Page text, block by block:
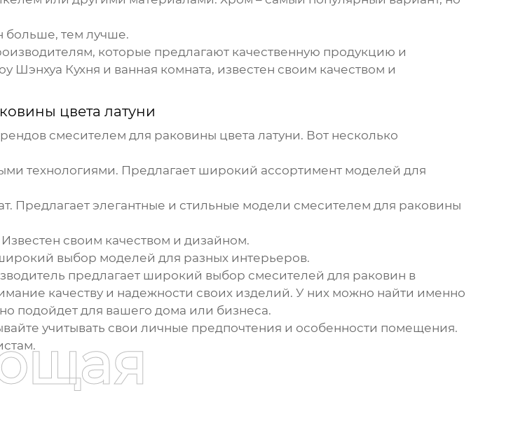
больше, тем лучше.
которые предлагают качественную продукцию и
Кухня и ванная комната, известен своим качеством и
цвета латуни
смесителем для раковины цвета латуни. Вот несколько
технологиями. Предлагает широкий ассортимент моделей для
Предлагает элегантные и стильные модели смесителем для раковины
своим качеством и дизайном.
выбор моделей для разных интерьеров.
предлагает широкий выбор смесителей для раковин в
качеству и надежности своих изделий. У них можно найти именно
подойдет для вашего дома или бизнеса.
учитывать свои личные предпочтения и особенности помещения.